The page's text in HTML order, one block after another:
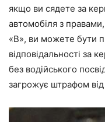
якщо ви сядете за
автомобіля з правами,
«В», ви можете бути
відповідальності за
без водійського
загрожує штрафом